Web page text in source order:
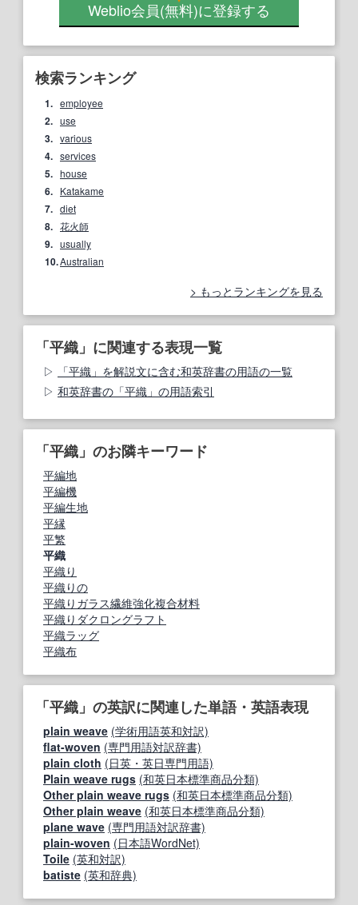
Weblio会員(無料)に登録する
検索ランキング
1. employee
2. use
3. various
4. services
5. house
6. Katakame
7. diet
8. 花火師
9. usually
10.Australian
もっとランキングを見る
「平織」に関連する表現一覧
「平織」を解説文に含む和英辞書の用語の一覧
和英辞書の「平織」の用語索引
「平織」のお隣キーワード
平編地
平編機
平編生地
平縁
平繁
平織
平織り
平織りの
平織りガラス繊維強化複合材料
平織りダクロングラフト
平織ラッグ
平織布
「平織」の英訳に関連した単語・英語表現
plain weave (学術用語英和対訳)
flat-woven (専門用語対訳辞書)
plain cloth (日英・英日専門用語)
Plain weave rugs (和英日本標準商品分類)
Other plain weave rugs (和英日本標準商品分類)
Other plain weave (和英日本標準商品分類)
plane wave (専門用語対訳辞書)
plain-woven (日本語WordNet)
Toile (英和対訳)
batiste (英和辞典)